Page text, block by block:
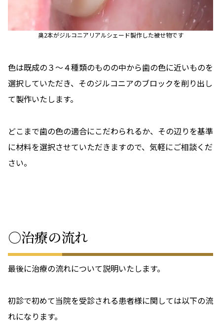
奥2本がジルコニアリアルシェード製作した被せ物です
色は既成の３〜４種類のものの中から歯の色に近いものを
選択していただき、そのジルコニアのブロックを削り出し
て製作いたします。
どこまで歯の色の適合にこだわられるか、その辺りを基準
に材料を選択させていただきますので、気軽にご相談くだ
さい。
○治療の流れ
最後に治療の流れについて説明いたします。
初診で初めて当院を受診される患者様に関しては以下の流
れになります。